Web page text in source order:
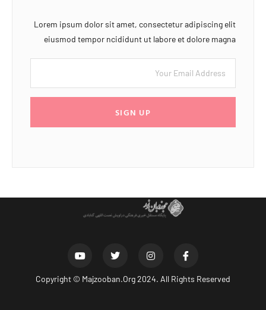
Lorem ipsum dolor sit amet, consectetur adipiscing elit
eiusmod tempor ncididunt ut labore et dolore magna
SIGN UP
Copyright © Majzooban.Org2024. All Rights Reserved